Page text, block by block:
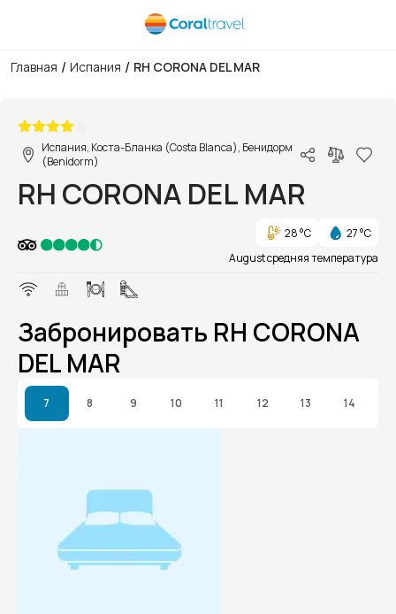
Главная / Испания / RH CORONA DEL MAR
Испания, Коста-Бланка (Costa Blanca), Бенидорм
(Benidorm)
RH CORONA DEL MAR
28 °C
27 °C
August средняя температура
Забронировать RH CORONA
DEL MAR
7 8 9 10 11 12 13 14